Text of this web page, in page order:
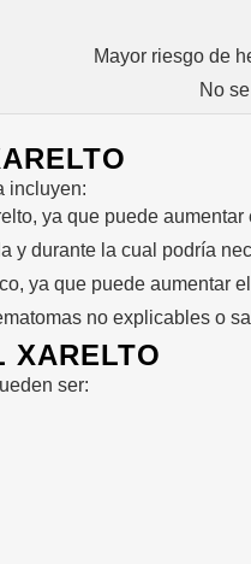
Mayor riesgo de
No
incluyen:
ya que puede
y durante la cual podría
ya que puede aumentar
no explicables o
XARELTO
ser: